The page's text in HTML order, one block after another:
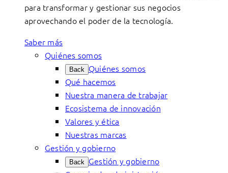
para transformar y gestionar sus negocios
aprovechando el poder de la tecnología.
Saber más
Quiénes somos
Back Quiénes somos
Qué hacemos
Nuestra manera de trabajar
Ecosistema de innovación
Valores y ética
Nuestras marcas
Gestión y gobierno
Back Gestión y gobierno